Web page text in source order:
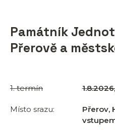
Památník
Přerově a
1. termín
Místo srazu:
Přerov,